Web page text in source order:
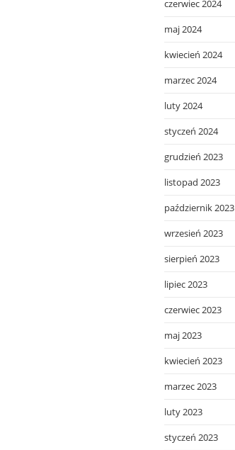
czerwiec 2024
maj 2024
kwiecień 2024
marzec 2024
luty 2024
styczeń 2024
grudzień 2023
listopad 2023
październik 2023
wrzesień 2023
sierpień 2023
lipiec 2023
czerwiec 2023
maj 2023
kwiecień 2023
marzec 2023
luty 2023
styczeń 2023